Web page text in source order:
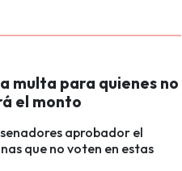
multa para quienes no
el monto
aprobador el
que no voten en estas